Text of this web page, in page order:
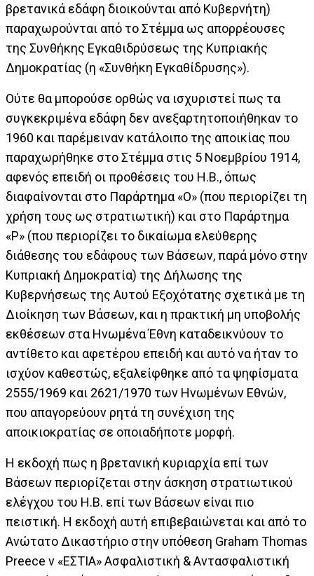
βρετανικά εδάφη διοικούνται από Κυβερνήτη)
παραχωρούνται από το Στέμμα ως απορρέουσες
της Συνθήκης Εγκαθιδρύσεως της Κυπριακής
Δημοκρατίας (η «Συνθήκη Εγκαθίδρυσης»).
Ούτε θα μπορούσε ορθώς να ισχυριστεί πως τα
συγκεκριμένα εδάφη δεν ανεξαρτητοποιήθηκαν το
1960 και παρέμειναν κατάλοιπο της αποικίας που
παραχωρήθηκε στο Στέμμα στις 5 Νοεμβρίου 1914,
αφενός επειδή οι προθέσεις του Η.Β., όπως
διαφαίνονται στo Παράρτημα «Ο» (που περιορίζει τη
χρήση τους ως στρατιωτική) και στο Παράρτημα
«P» (που περιορίζει το δικαίωμα ελεύθερης
διάθεσης του εδάφους των Βάσεων, παρά μόνο στην
Κυπριακή Δημοκρατία) της Δήλωσης της
Κυβερνήσεως της Αυτού Εξοχότατης σχετικά με τη
Διοίκηση των Βάσεων, και η πρακτική μη υποβολής
εκθέσεων στα Ηνωμένα Έθνη καταδεικνύουν το
αντίθετο και αφετέρου επειδή και αυτό να ήταν το
ισχύον καθεστώς, εξαλείφθηκε από τα ψηφίσματα
2555/1969 και 2621/1970 των Ηνωμένων Εθνών,
που απαγορεύουν ρητά τη συνέχιση της
αποικιοκρατίας σε οποιαδήποτε μορφή.
Η εκδοχή πως η βρετανική κυριαρχία επί των
Βάσεων περιορίζεται στην άσκηση στρατιωτικού
ελέγχου του Η.Β. επί των Βάσεων είναι πιο
πειστική. Η εκδοχή αυτή επιβεβαιώνεται και από το
Ανώτατο Δικαστήριο στην υπόθεση Graham Thomas
Preece v «ΕΣΤΙΑ» Ασφαλιστική & Αντασφαλιστική